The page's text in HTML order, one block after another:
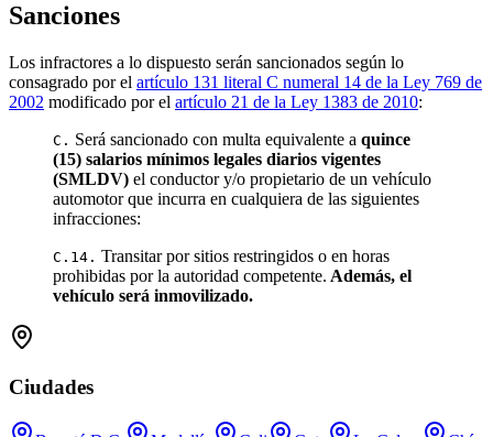
Sanciones
Los infractores a lo dispuesto serán sancionados según lo
consagrado por el artículo 131 literal C numeral 14 de la Ley 769 de
2002 modificado por el artículo 21 de la Ley 1383 de 2010:
C. Será sancionado con multa equivalente a quince
(15) salarios mínimos legales diarios vigentes
(SMLDV) el conductor y/o propietario de un vehículo
automotor que incurra en cualquiera de las siguientes
infracciones:
C.14. Transitar por sitios restringidos o en horas
prohibidas por la autoridad competente. Además, el
vehículo será inmovilizado.
Ciudades